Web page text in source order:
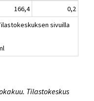
166,4
0,2
sivuilla
Tilastokeskus